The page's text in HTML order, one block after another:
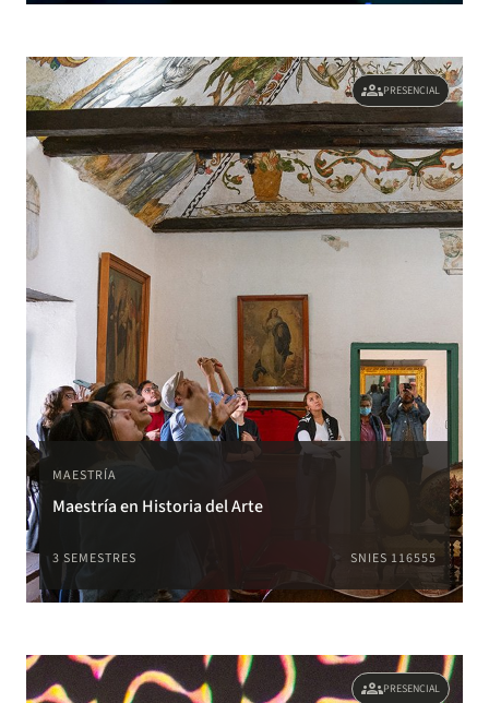
groupsPRESENCIAL
MAESTRÍA
Maestría en Historia del Arte
3 SEMESTRES SNIES 116555
groupsPRESENCIAL